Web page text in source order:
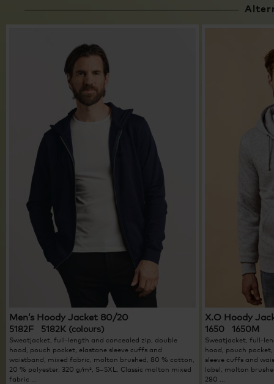
Men’s Hoody Jacket 80/20
5182F 5182K (colours)
Sweatjacket, full-length and concealed zip, double
hood, pouch pocket, elastane sleeve cuffs and
waistband, mixed fabric, molton brushed, 80 % cotton,
20 % polyester, 320 g/m², S–5XL. Classic molton mixed
fabric ...
X.O Hoody
1650 1650M
Sweatjacket, full-
hood, pouch
sleeve cuffs and
label, molton
280 ...